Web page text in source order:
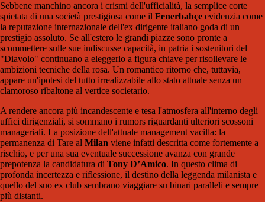
Sebbene manchino ancora i crismi dell'ufficialità, la semplice corte
spietata di una società prestigiosa come il Fenerbahçe evidenzia come
la reputazione internazionale dell'ex dirigente italiano goda di un
prestigio assoluto. Se all'estero le grandi piazze sono pronte a
scommettere sulle sue indiscusse capacità, in patria i sostenitori del
"Diavolo" continuano a eleggerlo a figura chiave per risollevare le
ambizioni tecniche della rosa. Un romantico ritorno che, tuttavia,
appare un'ipotesi del tutto irrealizzabile allo stato attuale senza un
clamoroso ribaltone al vertice societario.
A rendere ancora più incandescente e tesa l'atmosfera all'interno degli
uffici dirigenziali, si sommano i rumors riguardanti ulteriori scossoni
manageriali. La posizione dell'attuale management vacilla: la
permanenza di Tare al Milan viene infatti descritta come fortemente a
rischio, e per una sua eventuale successione avanza con grande
prepotenza la candidatura di Tony D’Amico. In questo clima di
profonda incertezza e riflessione, il destino della leggenda milanista e
quello del suo ex club sembrano viaggiare su binari paralleli e sempre
più distanti.